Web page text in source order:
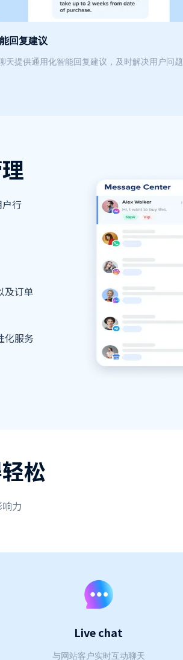
回复建议
天提供通用化智能回复建议，及时解决用户问题
行
及订单
化服务
松
力
Live chat
与网站客户实时互动聊天